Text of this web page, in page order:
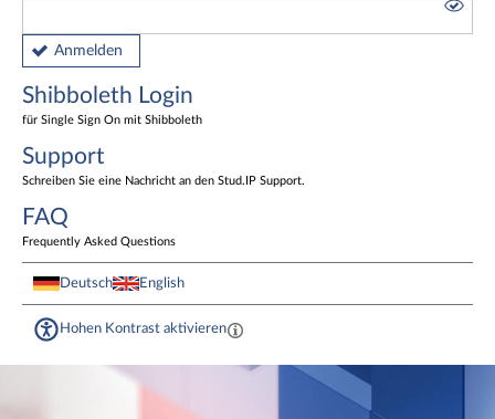
Anmelden
Shibboleth Login
für Single Sign On mit Shibboleth
Support
Schreiben Sie eine Nachricht an den Stud.IP Support.
FAQ
Frequently Asked Questions
Deutsch English
Hohen Kontrast aktivieren